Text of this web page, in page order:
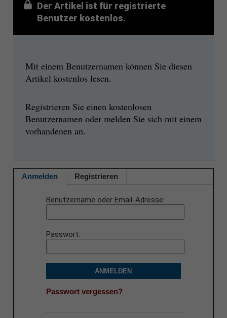
Der Artikel ist für registrierte
Benutzer kostenlos.
Mit einem Benutzernamen können Sie diesen
Artikel kostenlos lesen.
Registrieren Sie einen kostenlosen
Benutzernamen oder melden Sie sich mit einem
vorhandenen an.
Anmelden Registrieren
Benutzername oder Email-Adresse
Passwort
ANMELDEN
Passwort vergessen?